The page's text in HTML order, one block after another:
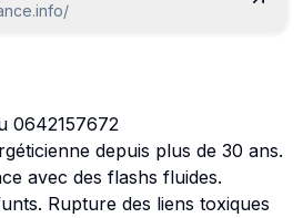
0642157672
depuis plus de 30 ans.
avec des flashs fluides.
Rupture des liens toxiques